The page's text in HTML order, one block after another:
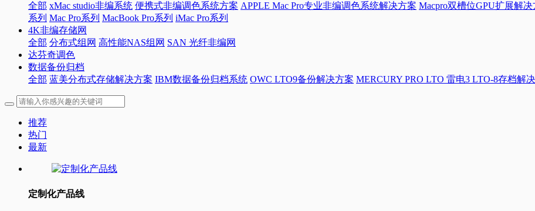
全部 xMac studio非编系统 便携式非编调色系统方案 APPLE Mac Pro专业非编调色系统解决方案 Macpro双槽位GPU扩展解决
系列 Mac Pro系列 MacBook Pro系列 iMac Pro系列
4K非编存储网
全部 分布式组网 高性能NAS组网 SAN 光纤非编网
达芬奇调色
数据备份归档
全部 蓝美分布式存储解决方案 IBM数据备份归档系统 OWC LTO9备份解决方案 MERCURY PRO LTO 雷电3 LTO-8存档解
推荐
热门
最新
定制化产品线